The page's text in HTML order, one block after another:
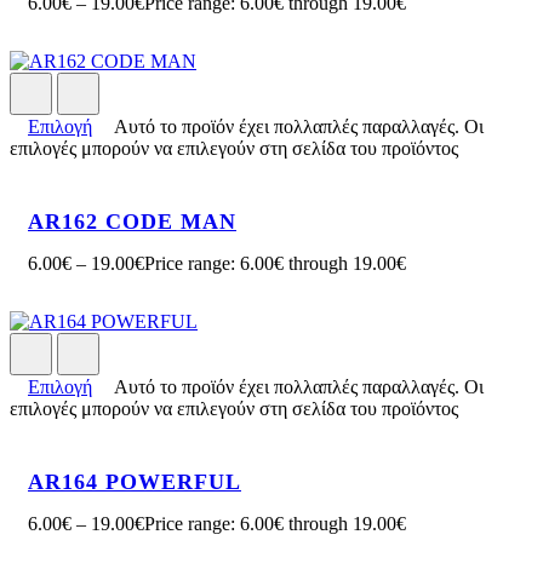
Επιλογή
Αυτό το προϊόν έχει πολλαπλές παραλλαγές. Οι
επιλογές μπορούν να επιλεγούν στη σελίδα του προϊόντος
AR162 CODE MAN
6.00€ – 19.00€Price range: 6.00€ through 19.00€
Επιλογή
Αυτό το προϊόν έχει πολλαπλές παραλλαγές. Οι
επιλογές μπορούν να επιλεγούν στη σελίδα του προϊόντος
AR164 POWERFUL
6.00€ – 19.00€Price range: 6.00€ through 19.00€